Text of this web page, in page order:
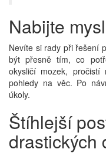
Nabijte
Nevíte si rady při řešení
být přesně tím, co
okysličí mozek,
pohledy na věc. Po
úkoly.
Štíhlejší
drastických